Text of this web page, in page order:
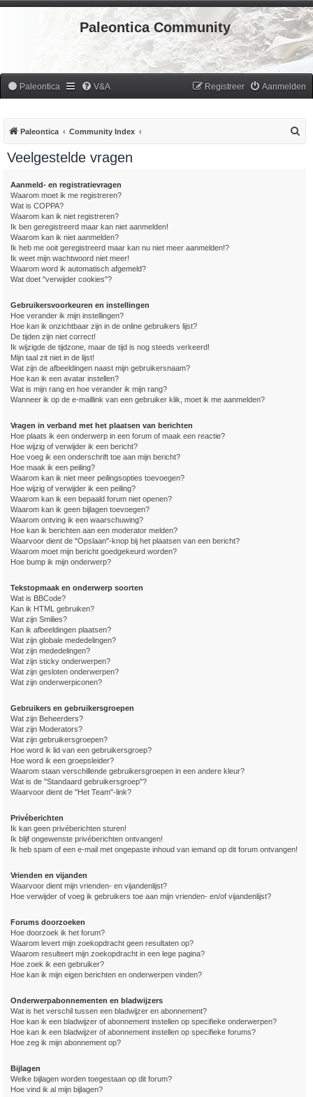
Paleontica Community
Paleontica V&A Aanmelden
Registreer
Paleontica Community Index
Veelgestelde vragen
Aanmeld- en registratievragen
Waarom moet ik me registreren?
Wat is COPPA?
Waarom kan ik niet registreren?
Ik ben geregistreerd maar kan niet aanmelden!
Waarom kan ik niet aanmelden?
Ik heb me ooit geregistreerd maar kan nu niet meer aanmelden!?
Ik weet mijn wachtwoord niet meer!
Waarom word ik automatisch afgemeld?
Wat doet "verwijder cookies"?
Gebruikersvoorkeuren en instellingen
Hoe verander ik mijn instellingen?
Hoe kan ik onzichtbaar zijn in de online gebruikers lijst?
De tijden zijn niet correct!
Ik wijzigde de tijdzone, maar de tijd is nog steeds verkeerd!
Mijn taal zit niet in de lijst!
Wat zijn de afbeeldingen naast mijn gebruikersnaam?
Hoe kan ik een avatar instellen?
Wat is mijn rang en hoe verander ik mijn rang?
Wanneer ik op de e-maillink van een gebruiker klik, moet ik me aanmelden?
Vragen in verband met het plaatsen van berichten
Hoe plaats ik een onderwerp in een forum of maak een reactie?
Hoe wijzig of verwijder ik een bericht?
Hoe voeg ik een onderschrift toe aan mijn bericht?
Hoe maak ik een peiling?
Waarom kan ik niet meer peilingsopties toevoegen?
Hoe wijzig of verwijder ik een peiling?
Waarom kan ik een bepaald forum niet openen?
Waarom kan ik geen bijlagen toevoegen?
Waarom ontving ik een waarschuwing?
Hoe kan ik berichten aan een moderator melden?
Waarvoor dient de "Opslaan"-knop bij het plaatsen van een bericht?
Waarom moet mijn bericht goedgekeurd worden?
Hoe bump ik mijn onderwerp?
Tekstopmaak en onderwerp soorten
Wat is BBCode?
Kan ik HTML gebruiken?
Wat zijn Smilies?
Kan ik afbeeldingen plaatsen?
Wat zijn globale mededelingen?
Wat zijn mededelingen?
Wat zijn sticky onderwerpen?
Wat zijn gesloten onderwerpen?
Wat zijn onderwerpiconen?
Gebruikers en gebruikersgroepen
Wat zijn Beheerders?
Wat zijn Moderators?
Wat zijn gebruikersgroepen?
Hoe word ik lid van een gebruikersgroep?
Hoe word ik een groepsleider?
Waarom staan verschillende gebruikersgroepen in een andere kleur?
Wat is de "Standaard gebruikersgroep"?
Waarvoor dient de "Het Team"-link?
Privéberichten
Ik kan geen privéberichten sturen!
Ik blijf ongewenste privéberichten ontvangen!
Ik heb spam of een e-mail met ongepaste inhoud van iemand op dit forum ontvangen!
Vrienden en vijanden
Waarvoor dient mijn vrienden- en vijandenlijst?
Hoe verwijder of voeg ik gebruikers toe aan mijn vrienden- en/of vijandenlijst?
Forums doorzoeken
Hoe doorzoek ik het forum?
Waarom levert mijn zoekopdracht geen resultaten op?
Waarom resulteert mijn zoekopdracht in een lege pagina?
Hoe zoek ik een gebruiker?
Hoe kan ik mijn eigen berichten en onderwerpen vinden?
Onderwerpabonnementen en bladwijzers
Wat is het verschil tussen een bladwijzer en abonnement?
Hoe kan ik een bladwijzer of abonnement instellen op specifieke onderwerpen?
Hoe kan ik een bladwijzer of abonnement instellen op specifieke forums?
Hoe zeg ik mijn abonnement op?
Bijlagen
Welke bijlagen worden toegestaan op dit forum?
Hoe vind ik al mijn bijlagen?